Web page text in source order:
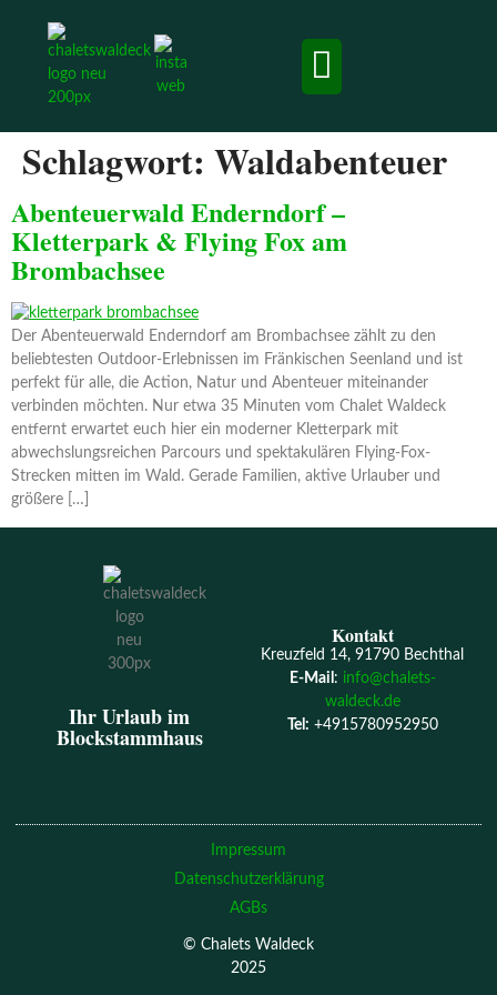
Schlagwort: Waldabenteuer
Abenteuerwald Enderndorf –
Kletterpark & Flying Fox am
Brombachsee
Der Abenteuerwald Enderndorf am Brombachsee zählt zu den
beliebtesten Outdoor-Erlebnissen im Fränkischen Seenland und ist
perfekt für alle, die Action, Natur und Abenteuer miteinander
verbinden möchten. Nur etwa 35 Minuten vom Chalet Waldeck
entfernt erwartet euch hier ein moderner Kletterpark mit
abwechslungsreichen Parcours und spektakulären Flying-Fox-
Strecken mitten im Wald. Gerade Familien, aktive Urlauber und
größere […]
Ihr Urlaub im
Blockstammhaus
Kontakt
Kreuzfeld 14, 91790 Bechthal
E-Mail : info@chalets-
waldeck.de
Tel: +4915780952950
Impressum
Datenschutzerklärung
AGBs
© Chalets Waldeck
2025